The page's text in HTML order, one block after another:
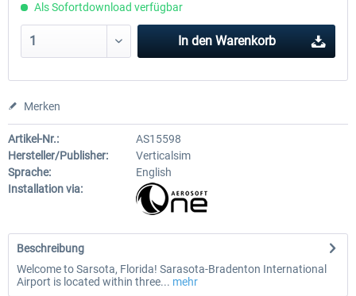
Als Sofortdownload verfügbar
In den Warenkorb
Merken
Artikel-Nr.:
AS15598
Hersteller/Publisher:
Verticalsim
Sprache:
English
Installation via:
Beschreibung
Welcome to Sarsota, Florida! Sarasota-Bradenton International
Airport is located within three... mehr